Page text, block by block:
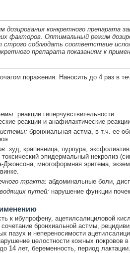
дозирования конкретного препарата
факторов. Оптимальный режим
строго соблюдать соответствие
препарата показаниям к
поражения. Наносить до 4 раз в
реакции гиперчувствительности
реакции и анафилактические
бронхиальная астма, в т.ч. ее
зуд, крапивница, пурпура,
эпидермальный некролиз
Джонсона, многоформная эритема,
тракта: абдоминальные боли,
путей: нарушение функции
к ибупрофену, ацетилсалициловой
бронхиальной астмы,
пазух и непереносимости
целостности кожных покровов в
14 лет, беременность, период лактации.